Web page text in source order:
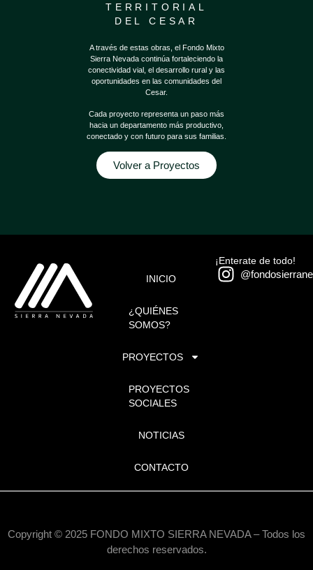
TERRITORIAL
DEL CESAR
A través de estas obras, el Fondo Mixto
Sierra Nevada continúa fortaleciendo la
conectividad vial, el desarrollo rural y las
oportunidades en las comunidades del
Cesar.
Cada proyecto representa un paso más
hacia un departamento más productivo,
conectado y con futuro para sus familias.
Volver a Proyectos
INICIO
¿QUIÉNES
SOMOS?
PROYECTOS
PROYECTOS
SOCIALES
NOTICIAS
CONTACTO
¡Enterate de todo!
Copyright © 2025 FONDO MIXTO SIERRA NEVADA – Todos los
derechos reservados.